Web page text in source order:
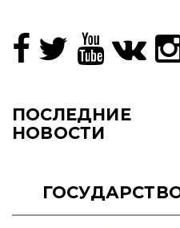
ПОСЛЕДНИЕ
НОВОСТИ